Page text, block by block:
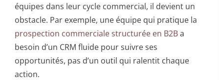
équipes dans leur cycle commercial, il devient un
obstacle. Par exemple, une équipe qui pratique la
prospection commerciale structurée en B2Ba
besoin d’un CRM fluide pour suivre ses
opportunités, pas d’un outil qui ralentit chaque
action.